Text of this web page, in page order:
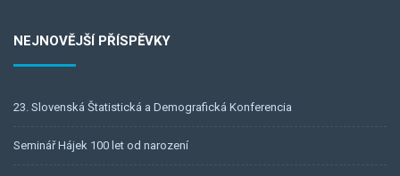
NEJNOVĚJŠÍ PŘÍSPĚVKY
23. Slovenská Štatistická a Demografická Konferencia
Seminář Hájek 100 let od narození